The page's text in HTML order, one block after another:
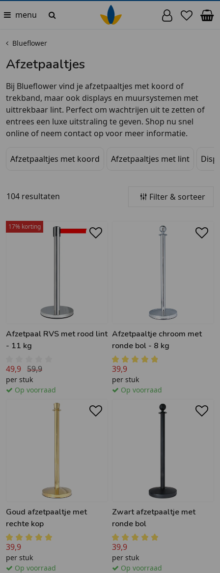
menu
Blueflower
Afzetpaaltjes
Bij Blueflower vind je afzetpaaltjes met koord of
trekband, maar ook displays en muursystemen met
uittrekbaar lint. Perfect om wachtrijen uit te zetten of
entrees een luxe uitstraling te geven. Shop nu snel
online of neem contact op voor meer informatie.
Afzetpaaltjes met koord Afzetpaaltjes met lint
104 resultaten Filter & sorteer
17% korting
Afzetpaal RVS met rood lint
- 11 kg
49,9 59,9
per stuk
Op voorraad
Afzetpaaltje chroom met
ronde bol - 8 kg
39,9
per stuk
Op voorraad
Goud afzetpaaltje met
rechte kop
39,9
per stuk
Op voorraad
Zwart afzetpaaltje met
ronde bol
39,9
per stuk
Op voorraad